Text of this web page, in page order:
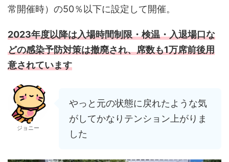
常開催時）の50％以下に設定して開催。
2023年度以降は入場時間制限・検温・入退場口な
どの感染予防対策は撤廃され、席数も1万席前後用
意されています
ジョニー
やっと元の状態に戻れたような気
がしてかなりテンション上がりま
した